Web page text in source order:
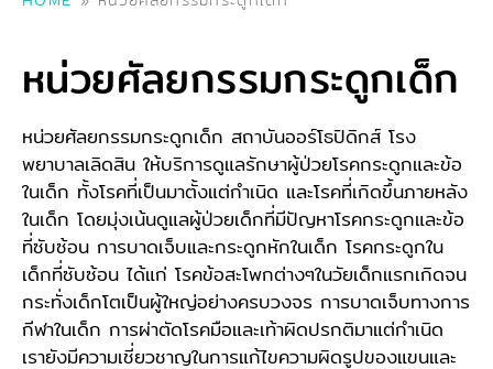
หน่วยศัลยกรรมกระดูกเด็ก
หน่วยศัลยกรรมกระดูกเด็ก สถาบันออร์โธปิดิกส์ โรง
พยาบาลเลิดสิน ให้บริการดูแลรักษาผู้ป่วยโรคกระดูกและข้อ
ในเด็ก ทั้งโรคที่เป็นมาตั้งแต่กำเนิด และโรคที่เกิดขึ้นภายหลัง
ในเด็ก โดยมุ่งเน้นดูแลผู้ป่วยเด็กที่มีปัญหาโรคกระดูกและข้อ
ที่ซับซ้อน การบาดเจ็บและกระดูกหักในเด็ก โรคกระดูกใน
เด็กที่ซับซ้อน ได้แก่ โรคข้อสะโพกต่างๆในวัยเด็กแรกเกิดจน
กระทั่งเด็กโตเป็นผู้ใหญ่อย่างครบวงจร การบาดเจ็บทางการ
กีฬาในเด็ก การผ่าตัดโรคมือและเท้าผิดปรกติมาแต่กำเนิด
เรายังมีความเชี่ยวชาญในการแก้ไขความผิดรูปของแขนและ